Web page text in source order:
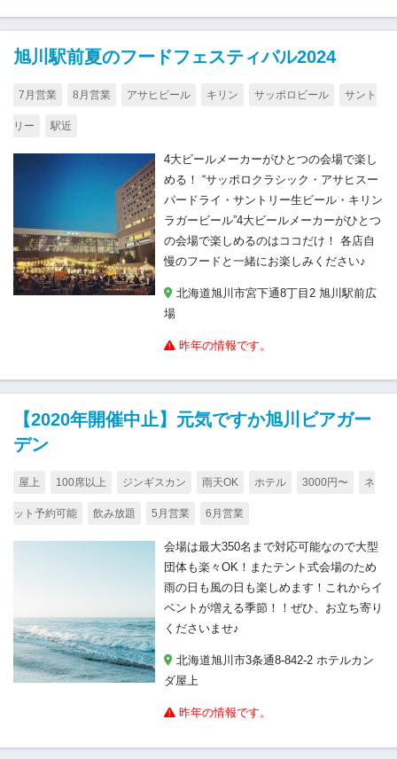
旭川駅前夏のフードフェスティバル2024
7月営業 8月営業 アサヒビール キリン サッポロビール サント
リー 駅近
4大ビールメーカーがひとつの会場で楽し
める！ “サッポロクラシック・アサヒスー
パードライ・サントリー生ビール・キリン
ラガービール”4大ビールメーカーがひとつ
の会場で楽しめるのはココだけ！ 各店自
慢のフードと一緒にお楽しみください♪
北海道旭川市宮下通8丁目2 旭川駅前広
場
昨年の情報です。
【2020年開催中止】元気ですか旭川ビアガー
デン
屋上 100席以上 ジンギスカン 雨天OK ホテル 3000円〜 ネ
ット予約可能 飲み放題 5月営業 6月営業
会場は最大350名まで対応可能なので大型
団体も楽々OK！またテント式会場のため
雨の日も風の日も楽しめます！これからイ
ベントが増える季節！！ぜひ、お立ち寄り
くださいませ♪
北海道旭川市3条通8-842-2 ホテルカン
ダ屋上
昨年の情報です。